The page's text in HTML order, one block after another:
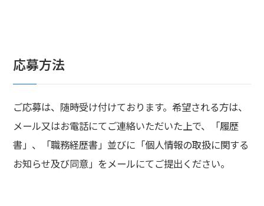
応募方法
ご応募は、随時受け付けております。希望される方は、
メール又はお電話にてご連絡いただいた上で、「履歴
書」、「職務経歴書」並びに「個人情報の取扱に関する
お知らせ及び同意」をメールにてご提出ください。